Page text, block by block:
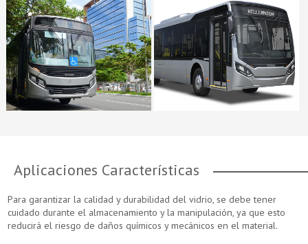
Aplicaciones Características
Para garantizar la calidad y durabilidad del vidrio, se debe tener
cuidado durante el almacenamiento y la manipulación, ya que esto
reducirá el riesgo de daños químicos y mecánicos en el material.